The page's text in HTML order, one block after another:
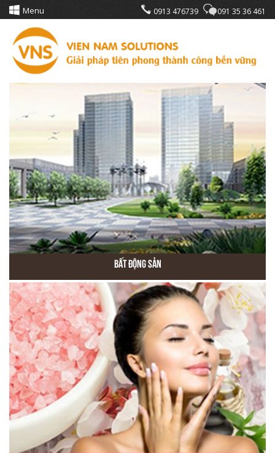
Menu 0913 476739 091 35 36 461
Bất Động Sản